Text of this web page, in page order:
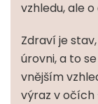
vzhledu, ale
Zdraví je
úrovni, a to
vnějším
výraz v očích